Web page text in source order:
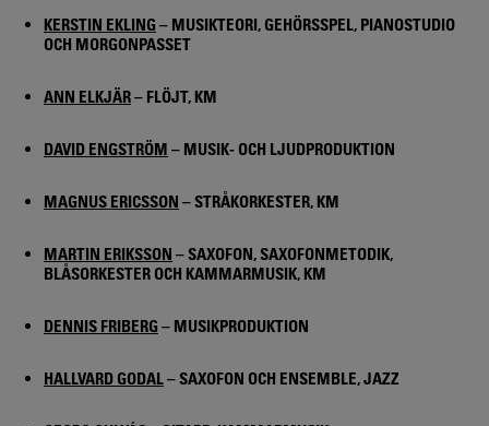
KERSTIN EKLING – MUSIKTEORI, GEHÖRSSPEL, PIANOSTUDIO
OCH MORGONPASSET
ANN ELKJÄR– FLÖJT, KM
DAVID ENGSTRÖM – MUSIK- OCH LJUDPRODUKTION
MAGNUS ERICSSON – STRÅKORKESTER, KM
MARTIN ERIKSSON – SAXOFON, SAXOFONMETODIK,
BLÅSORKESTER OCH KAMMARMUSIK, KM
DENNIS FRIBERG – MUSIKPRODUKTION
HALLVARD GODAL– SAXOFON OCH ENSEMBLE, JAZZ